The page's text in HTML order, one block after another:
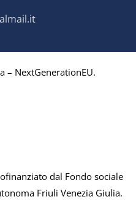
– NextGenerationEU.
dal Fondo sociale
Friuli Venezia Giulia.